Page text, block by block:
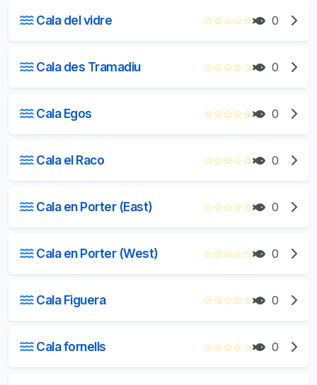
Cala del vidre ☆☆☆☆☆ 0
Cala des Tramadiu ☆☆☆☆☆ 0
Cala Egos ☆☆☆☆☆ 0
Cala el Raco ☆☆☆☆☆ 0
Cala en Porter (East) ☆☆☆☆☆ 0
Cala en Porter (West) ☆☆☆☆☆ 0
Cala Figuera ☆☆☆☆☆ 0
Cala fornells ☆☆☆☆☆ 0